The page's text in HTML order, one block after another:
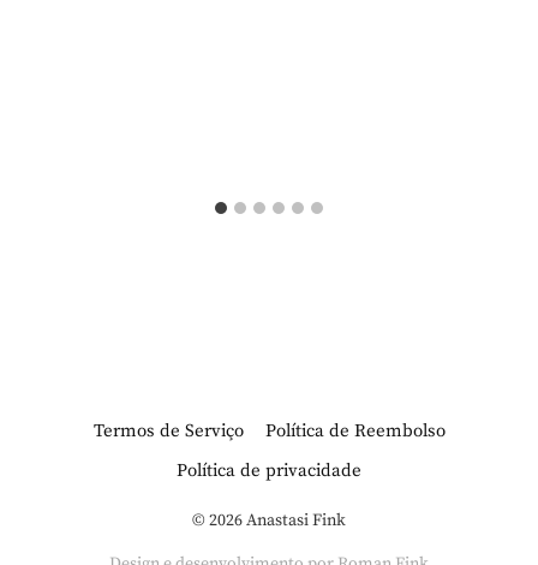
Termos de Serviço
Política de Reembolso
Política de privacidade
© 2026 Anastasi Fink